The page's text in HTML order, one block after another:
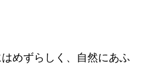
めずらしく、自然にあふ